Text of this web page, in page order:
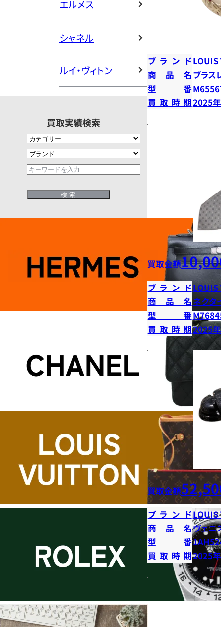
エルメス
シャネル
ルイ・ヴィトン
買取実績検索
ブランドLOUIS
商品名 ブラス
型番
買取時期2025
買取金額
ブランドLOUIS
商品名 ネクタ
型番
買取時期2025
買取金額
ブランドLOUIS
商品名ヴェニ
型番
買取時期2025